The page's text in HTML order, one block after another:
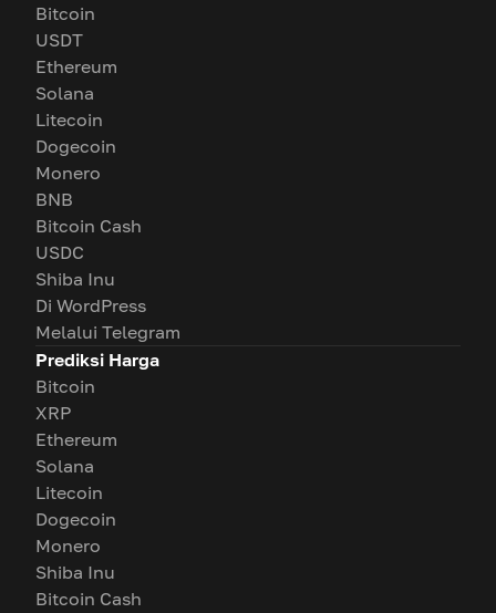
Bitcoin
USDT
Ethereum
Solana
Litecoin
Dogecoin
Monero
BNB
Bitcoin Cash
USDC
Shiba Inu
Di WordPress
Melalui Telegram
Prediksi Harga
Bitcoin
XRP
Ethereum
Solana
Litecoin
Dogecoin
Monero
Shiba Inu
Bitcoin Cash